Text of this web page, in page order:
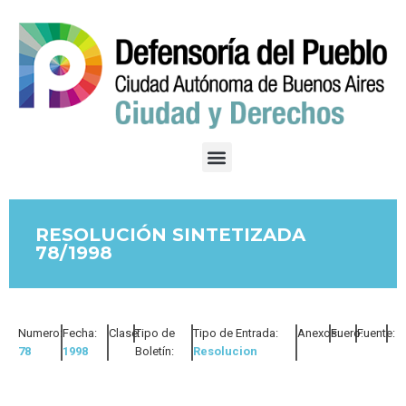
RESOLUCIÓN SINTETIZADA
78/1998
Numero:
78
Fecha:
1998
Clase:Tipo de
Boletín:
Tipo de Entrada:
Resolucion
Anexos:Fuero:Fuente: